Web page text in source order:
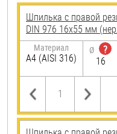
Шпилька с правой
DIN 976 16х55 мм
Материал
A4 (AISI 316)
Ø
?
16